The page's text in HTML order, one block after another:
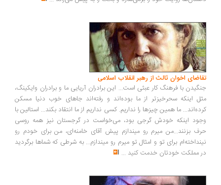
اخوان ثالث از رهبر انقلاب اسلامی
با فرهنگ کار عبثی است... این برادران آریایی ما و برادران وایکینگ،
اینکه سحرخیزتر از ما بوده‌اند و رفته‌اند جاهای خوب دنیا مسکن
ما همین چیزها را نداریم. کسی نداریم از ما انتقاد بکند... استالین با
اینکه خودش گرجی بود، می‌خواست در گرجستان نیز همه روسی
بزنند...من میرم رو میندازم پیش آقای خامنه‌ای، من برای خودم رو
برای تو و امثال تو میرم رو میندازم... به شرطی که شماها برگردید
مملکت خودتان خدمت کنید...